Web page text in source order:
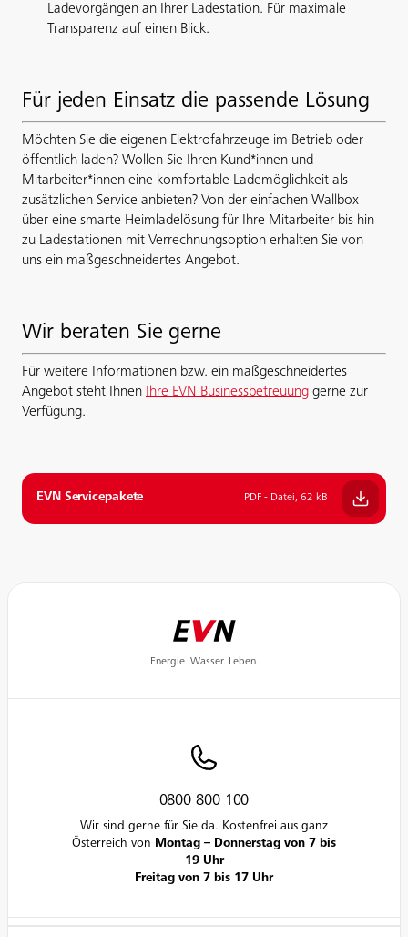
Ladevorgängen an Ihrer Ladestation. Für maximale
Transparenz auf einen Blick.
Für jeden Einsatz die passende Lösung
Möchten Sie die eigenen Elektrofahrzeuge im Betrieb oder
öffentlich laden? Wollen Sie Ihren Kund*innen und
Mitarbeiter*innen eine komfortable Lademöglichkeit als
zusätzlichen Service anbieten? Von der einfachen Wallbox
über eine smarte Heimladelösung für Ihre Mitarbeiter bis hin
zu Ladestationen mit Verrechnungsoption erhalten Sie von
uns ein maßgeschneidertes Angebot.
Wir beraten Sie gerne
Für weitere Informationen bzw. ein maßgeschneidertes
Angebot steht Ihnen
Ihre EVN Businessbetreuung gerne zur
Verfügung.
EVN Servicepakete PDF - Datei, 62 kB
Energie. Wasser. Leben.
0800 800 100
Wir sind gerne für Sie da. Kostenfrei aus ganz
Österreich von Montag – Donnerstag von 7 bis
19 Uhr
Freitag von 7 bis 17 Uhr